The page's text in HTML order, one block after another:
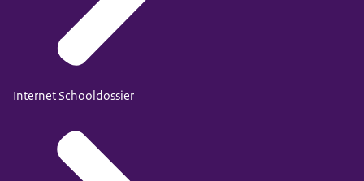
Internet Schooldossier